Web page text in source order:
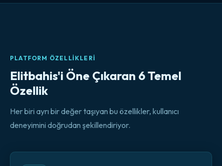
PLATFORM ÖZELLIKLERI
Elitbahis'i Öne Çıkaran 6 Temel
Özellik
Her biri ayrı bir değer taşıyan bu özellikler, kullanıcı
deneyimini doğrudan şekillendiriyor.